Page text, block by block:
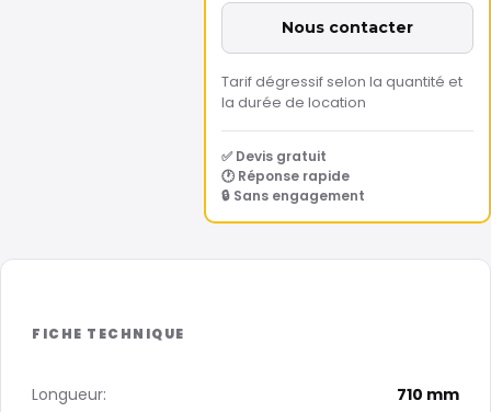
Nous contacter
Tarif dégressif selon la quantité et
la durée de location
✅ Devis gratuit
🕐 Réponse rapide
🔒 Sans engagement
Longueur: 710 mm